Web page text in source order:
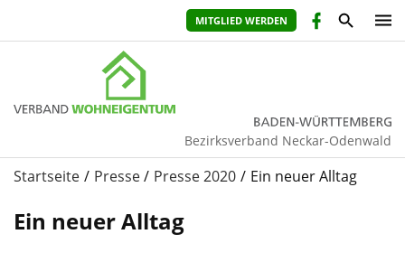
MITGLIED WERDEN
Bezirksverband Neckar-Odenwald
Startseite Presse Presse 2020 Ein neuer Alltag
Ein neuer Alltag